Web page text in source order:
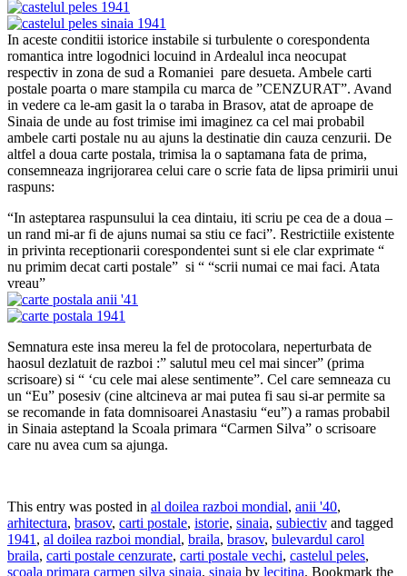
In aceste conditii istorice instabile si turbulente o corespondenta
romantica intre logodnici locuind in Ardealul inca neocupat
respectiv in zona de sud a Romaniei pare desueta. Ambele carti
postale poarta o mare stampila cu marca de ”CENZURAT”. Avand
in vedere ca le-am gasit la o taraba in Brasov, atat de aproape de
Sinaia de unde au fost trimise imi imaginez ca cel mai probabil
ambele carti postale nu au ajuns la destinatie din cauza cenzurii. De
altfel a doua carte postala, trimisa la o saptamana fata de prima,
consemneaza ingrijorarea celui care o scrie fata de lipsa primirii unui
raspuns:
“In asteptarea raspunsului la cea dintaiu, iti scriu pe cea de a doua –
un rand mi-ar fi de ajuns numai sa stiu ce faci”. Restrictiile existente
in privinta receptionarii corespondentei sunt si ele clar exprimate “
nu primim decat carti postale” si “ “scrii numai ce mai faci. Atata
vreau”
Semnatura este insa mereu la fel de protocolara, neperturbata de
haosul dezlatuit de razboi :” salutul meu cel mai sincer” (prima
scrisoare) si “ ‘cu cele mai alese sentimente”. Cel care semneaza cu
un “Eu” posesiv (cine altcineva ar mai putea fi sau si-ar permite sa
se recomande in fata domnisoarei Anastasiu “eu”) a ramas probabil
in Sinaia asteptand la Scoala primara “Carmen Silva” o scrisoare
care nu avea cum sa ajunga.
This entry was posted in al doilea razboi mondial, anii '40,
arhitectura, brasov, carti postale, istorie, sinaia, subiectiv and tagged
1941, al doilea razboi mondial, braila, brasov, bulevardul carol
braila, carti postale cenzurate, carti postale vechi, castelul peles,
scoala primara carmen silva sinaia, sinaia by lecitina. Bookmark the